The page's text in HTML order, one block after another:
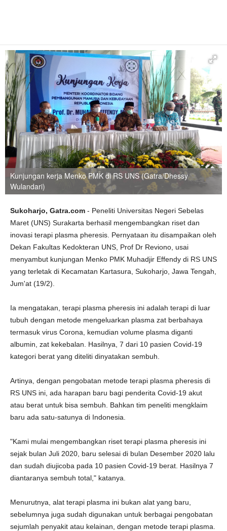
Kunjungan kerja Menko PMK di RS UNS (Gatra/Dhessy
Wulandari)
Sukoharjo, Gatra.com - Peneliti Universitas Negeri Sebelas
Maret (UNS) Surakarta berhasil mengembangkan riset dan
inovasi terapi plasma pheresis. Pernyataan itu disampaikan oleh
Dekan Fakultas Kedokteran UNS, Prof Dr Reviono, usai
menyambut kunjungan Menko PMK Muhadjir Effendy di RS UNS
yang terletak di Kecamatan Kartasura, Sukoharjo, Jawa Tengah,
Jum'at (19/2).
Ia mengatakan, terapi plasma pheresis ini adalah terapi di luar
tubuh dengan metode mengeluarkan plasma zat berbahaya
termasuk virus Corona, kemudian volume plasma diganti
albumin, zat kekebalan. Hasilnya, 7 dari 10 pasien Covid-19
kategori berat yang diteliti dinyatakan sembuh.
Artinya, dengan pengobatan metode terapi plasma pheresis di
RS UNS ini, ada harapan baru bagi penderita Covid-19 akut
atau berat untuk bisa sembuh. Bahkan tim peneliti mengklaim
baru ada satu-satunya di Indonesia.
"Kami mulai mengembangkan riset terapi plasma pheresis ini
sejak bulan Juli 2020, baru selesai di bulan Desember 2020 lalu
dan sudah diujicoba pada 10 pasien Covid-19 berat. Hasilnya 7
diantaranya sembuh total," katanya.
Menurutnya, alat terapi plasma ini bukan alat yang baru,
sebelumnya juga sudah digunakan untuk berbagai pengobatan
sejumlah penyakit atau kelainan, dengan metode terapi plasma.